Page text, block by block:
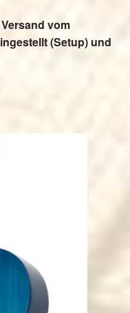
vom
(Setup) und